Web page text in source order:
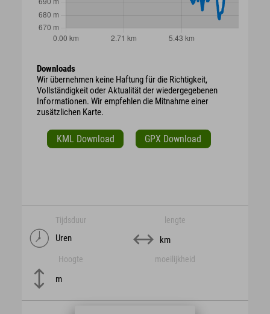
Downloads
Wir übernehmen keine Haftung für die Richtigkeit,
Vollständigkeit oder Aktualität der wiedergegebenen
Informationen. Wir empfehlen die Mitnahme einer
zusätzlichen Karte.
KML Download GPX Download
Tijdsduur
Uren
lengte
km
Hoogte
m
moeilijkheid